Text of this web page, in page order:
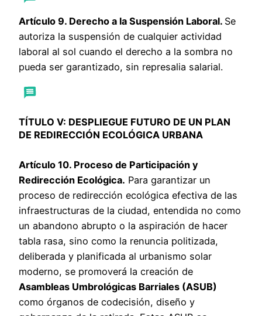
Artículo 9. Derecho a la Suspensión Laboral. Se
autoriza la suspensión de cualquier actividad
laboral al sol cuando el derecho a la sombra no
pueda ser garantizado, sin represalia salarial.
TÍTULO V: DESPLIEGUE FUTURO DE UN PLAN
DE REDIRECCIÓN ECOLÓGICA URBANA
Artículo 10. Proceso de Participación y
Redirección Ecológica. Para garantizar un
proceso de redirección ecológica efectiva de las
infraestructuras de la ciudad, entendida no como
un abandono abrupto o la aspiración de hacer
tabla rasa, sino como la renuncia politizada,
deliberada y planificada al urbanismo solar
moderno, se promoverá la creación de
Asambleas Umbrológicas Barriales (ASUB)
como órganos de codecisión, diseño y